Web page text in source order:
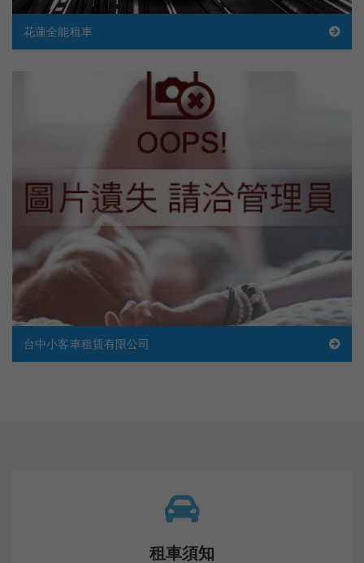
花蓮全能租車
台中小客車租賃有限公司
租車須知